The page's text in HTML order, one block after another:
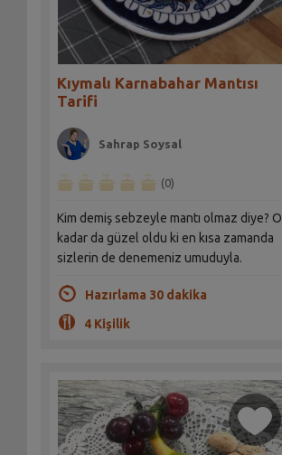
Kıymalı Karnabahar Mantısı
Tarifi
Sahrap Soysal
(0)
Kim demiş sebzeyle mantı olmaz diye? O
kadar da güzel oldu ki en kısa zamanda
sizlerin de denemeniz umuduyla.
Hazırlama 30 dakika
4 Kişilik